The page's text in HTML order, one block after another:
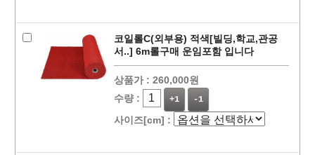
코일롤C(외부용) 적색[빌딩,학교,관공
서..] 6m롤구매 운임포함 입니다
상품가 : 260,000원
수량 :
+1 -1
사이즈[cm] :